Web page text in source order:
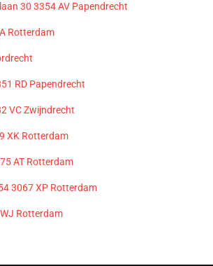
30 3354 AV Papendrecht
Rotterdam
RD Papendrecht
VC Zwijndrecht
XK Rotterdam
AT Rotterdam
3067 XP Rotterdam
Rotterdam